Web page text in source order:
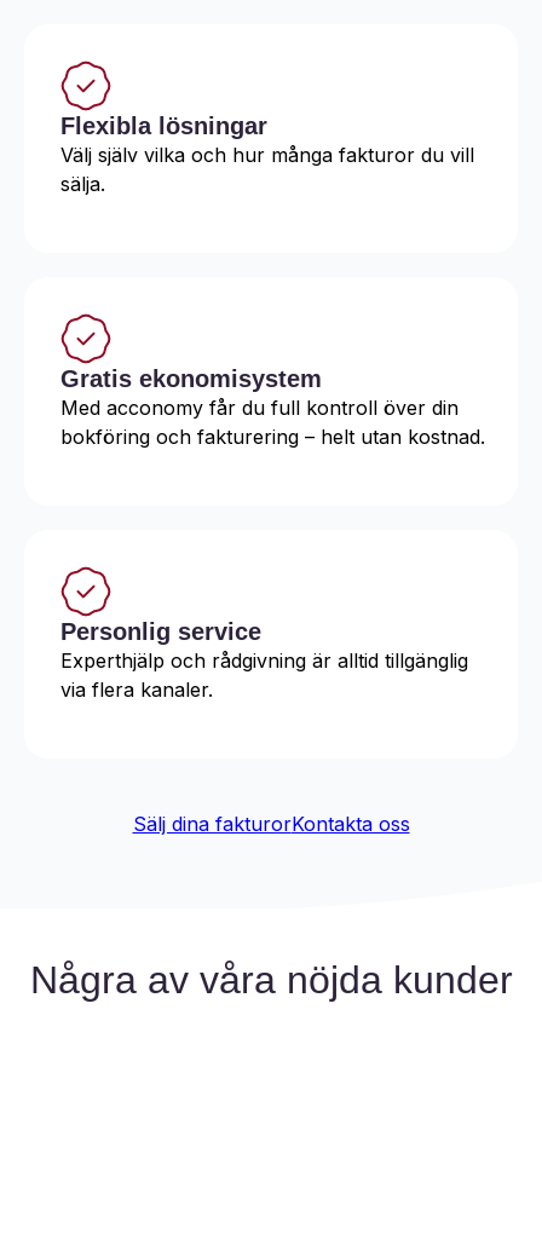
Flexibla lösningar
Välj själv vilka och hur många fakturor du vill
sälja.
Gratis ekonomisystem
Med acconomy får du full kontroll över din
bokföring och fakturering – helt utan kostnad.
Personlig service
Experthjälp och rådgivning är alltid tillgänglig
via flera kanaler.
Sälj dina fakturorKontakta oss
Några av våra nöjda kunder